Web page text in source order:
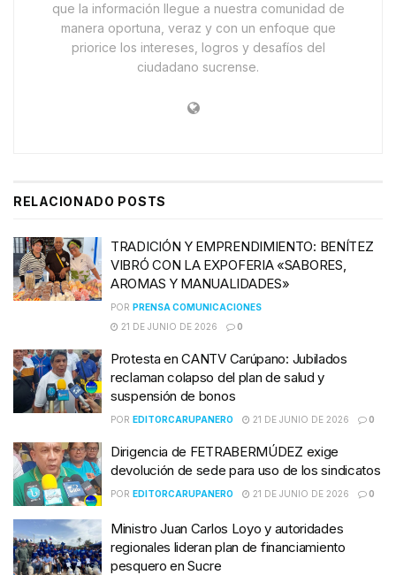
que la información llegue a nuestra comunidad de
manera oportuna, veraz y con un enfoque que
priorice los intereses, logros y desafíos del
ciudadano sucrense.
RELACIONADO POSTS
TRADICIÓN Y EMPRENDIMIENTO: BENÍTEZ
VIBRÓ CON LA EXPOFERIA «SABORES,
AROMAS Y MANUALIDADES»
POR PRENSA COMUNICACIONES
21 DE JUNIO DE 2026
0
Protesta en CANTV Carúpano: Jubilados
reclaman colapso del plan de salud y
suspensión de bonos
POR EDITORCARUPANERO 21 DE JUNIO DE 2026 0
Dirigencia de FETRABERMÚDEZ exige
devolución de sede para uso de los sindicatos
POR EDITORCARUPANERO 21 DE JUNIO DE 2026 0
Ministro Juan Carlos Loyo y autoridades
regionales lideran plan de financiamiento
pesquero en Sucre